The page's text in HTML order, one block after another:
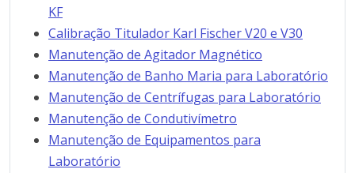
KF
Calibração Titulador Karl Fischer V20 e V30
Manutenção de Agitador Magnético
Manutenção de Banho Maria para Laboratório
Manutenção de Centrífugas para Laboratório
Manutenção de Condutivímetro
Manutenção de Equipamentos para
Laboratório